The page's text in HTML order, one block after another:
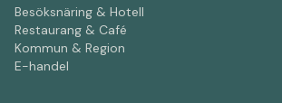
Besöksnäring & Hotell
Restaurang & Café
Kommun & Region
E-handel